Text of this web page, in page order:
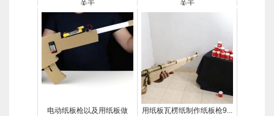
关于
关于
电动纸板枪以及用纸板做
用纸板瓦楞纸制作纸板枪9...